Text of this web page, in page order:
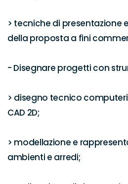
> tecniche di presentazione
della proposta a fini
- Disegnare progetti con
> disegno tecnico
CAD 2D;
> modellazione e
ambienti e arredi;